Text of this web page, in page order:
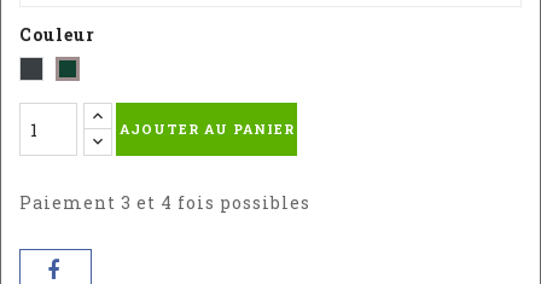
Couleur
-
RAL
7016
Vert
-
RAL
6005
AJOUTER AU PANIER
Paiement 3 et 4 fois possibles